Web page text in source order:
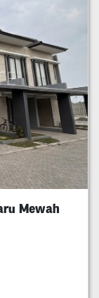
Mewah